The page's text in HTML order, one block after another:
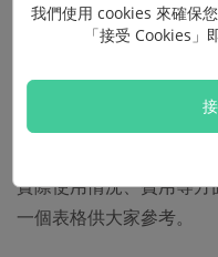
容易出現轉移/備份失敗
優缺點詳細對比
筆者在實測 iTransor for
實際使用情況、費用等
一個表格供大家參考。
我們使用 cookies 來確保
「接受 Cookies」